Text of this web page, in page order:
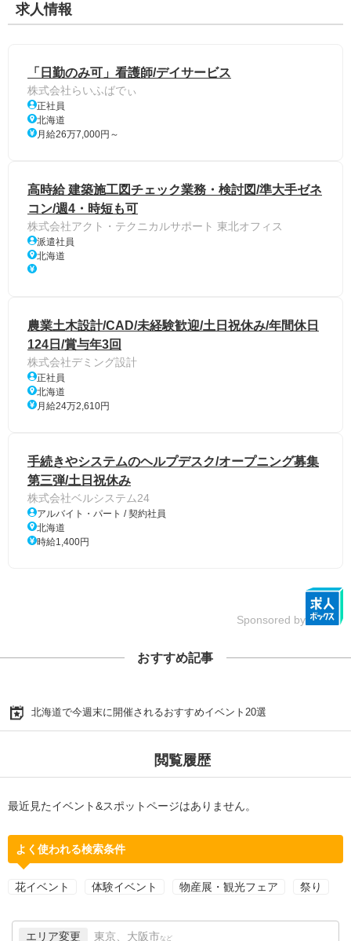
求人情報
「日勤のみ可」看護師/デイサービス
株式会社らいふばでぃ
正社員
北海道
月給26万7,000円～
高時給 建築施工図チェック業務・検討図/準大手ゼネ
コン/週4・時短も可
株式会社アクト・テクニカルサポート 東北オフィス
派遣社員
北海道
農業土木設計/CAD/未経験歓迎/土日祝休み/年間休日
124日/賞与年3回
株式会社デミング設計
正社員
北海道
月給24万2,610円
手続きやシステムのヘルプデスク/オープニング募集
第三弾/土日祝休み
株式会社ベルシステム24
アルバイト・パート / 契約社員
北海道
時給1,400円
Sponsored by
おすすめ記事
北海道で今週末に開催されるおすすめイベント20選
閲覧履歴
最近見たイベント&スポットページはありません。
よく使われる検索条件
花イベント 体験イベント 物産展・観光フェア 祭り
エリア変更 東京、大阪市 など